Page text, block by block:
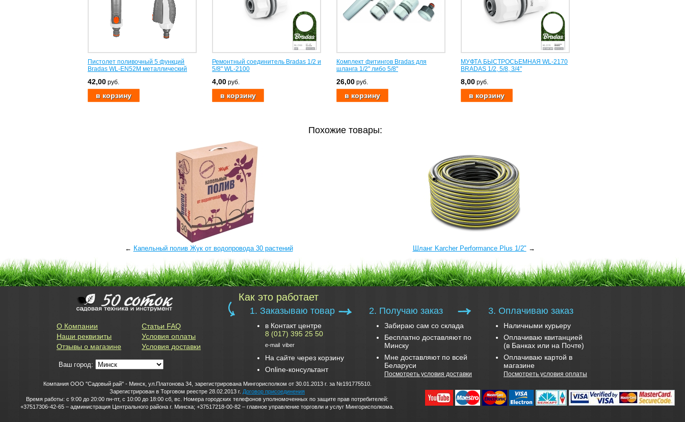
Пистолет поливочный 5 функций
Bradas WL-EN52M металлический
42,00 руб.
Ремонтный соединитель Bradas 1/2 и
5/8" WL-2100
4,00 руб.
Комплект фитингов Bradas для
шланга 1/2" либо 5/8"
26,00 руб.
МУФТА БЫСТРОСЬЕМНАЯ WL-2170
BRADAS 1/2, 5/8, 3/4"
8,00 руб.
Похожие товары:
← Капельный полив Жук от водопровода 30 растений Шланг Karcher Performance Plus 1/2" →
О Компании
Наши реквизиты
Отзывы о магазине
Статьи FAQ
Условия оплаты
Условия доставки
Ваш город:
Как это работает
1. Заказываю товар
в Контакт центре
8 (017) 395 25 50
e-mail viber
На сайте через корзину
Online-консультант
2. Получаю заказ
Забираю сам со склада
Бесплатно доставляют по
Минску
Мне доставляют по всей
Беларуси
Посмотреть условия доставки
3. Оплачиваю заказ
Наличными курьеру
Оплачиваю квитанцией
(в Банках или на Почте)
Оплачиваю картой в
магазине
Посмотреть условия оплаты
Компания ООО "Садовый рай" - Минск, ул.Платонова 34, зарегистрирована Мингорисполком от 30.01.2013 г. за №191775510.
Зарегистрирован в Торговом реестре 28.02.2013 г. Договор присоединения
Время работы: с 9:00 до 20:00 пн-пт, с 10:00 до 18:00 сб, вс. Номера городских телефонов уполномоченных по защите прав потребителей:
+37517306-42-65 – администрация Центрального района г. Минска; +37517218-00-82 – главное управление торговли и услуг Мингорисполкома.